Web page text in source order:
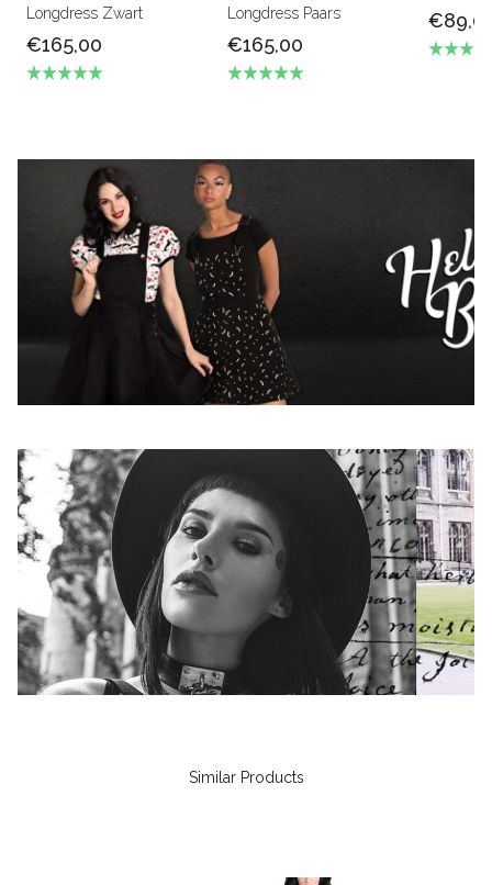
Longdress Zwart
€165,00
Longdress Paars
€165,00
Similar Products